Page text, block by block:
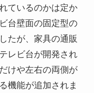
ているのかは定か
台壁面の固定型の
たが、家具の通販
レビ台が開発され
けや左右の両側が
機能が追加されま